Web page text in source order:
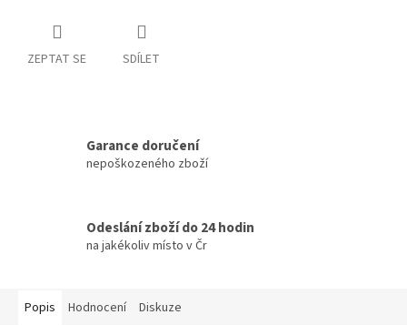
ZEPTAT SE SDÍLET
Garance doručení
nepoškozeného zboží
Odeslání zboží do 24 hodin
na jakékoliv místo v Čr
Popis Hodnocení Diskuze